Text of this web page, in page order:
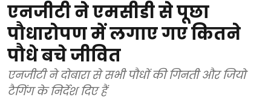
एनजीटी ने एमसीडी से पूछा
पौधारोपण में लगाए गए कितने
पौधे बचे जीवित
एनजीटी ने दोबारा से सभी पौधों की गिनती और जियो
टैगिंग के निर्देश दिए हैं